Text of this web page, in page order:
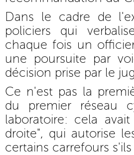
Dans le cadre de
policiers qui
chaque fois un
une poursuite par
décision prise par le
Ce n'est pas la
du premier réseau
laboratoire: cela
droite", qui autorise
certains carrefours